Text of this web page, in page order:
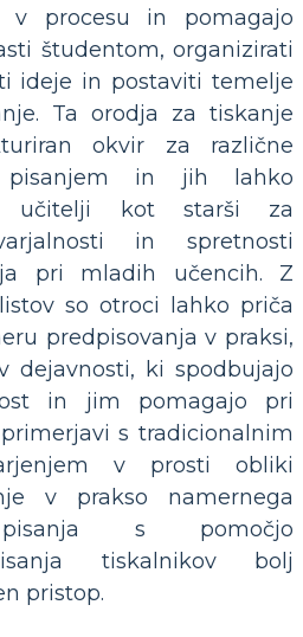
v procesu in pomagajo
študentom, organizirati
ideje in postaviti temelje
Ta orodja za tiskanje
okvir za različne
pisanjem in jih lahko
učitelji kot starši za
in spretnosti
pri mladih učencih. Z
so otroci lahko priča
predpisovanja v praksi,
dejavnosti, ki spodbujajo
in jim pomagajo pri
s tradicionalnim
v prosti obliki
v prakso namernega
pisanja s pomočjo
tiskalnikov bolj
pristop.